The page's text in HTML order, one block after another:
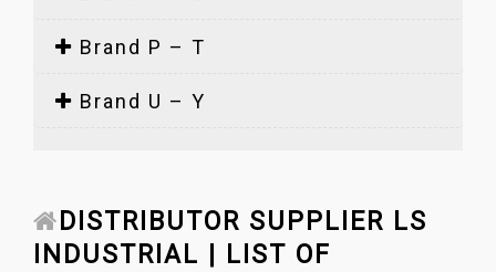
Brand P – T
Brand U – Y
DISTRIBUTOR SUPPLIER LS
INDUSTRIAL | LIST OF